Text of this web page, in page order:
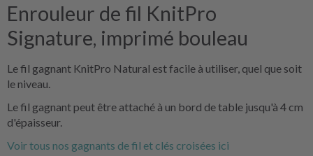
Enrouleur de fil KnitPro
Signature, imprimé bouleau
Le fil gagnant KnitPro Natural est facile à utiliser, quel que soit
le niveau.
Le fil gagnant peut être attaché à un bord de table jusqu'à 4 cm
d'épaisseur.
Voir tous nos gagnants de fil et clés croisées ici